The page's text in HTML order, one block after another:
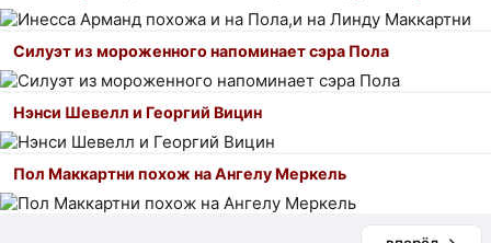
Силуэт из мороженного напоминает сэра Пола
Нэнси Шевелл и Георгий Вицин
Пол Маккартни похож на Ангелу Меркель